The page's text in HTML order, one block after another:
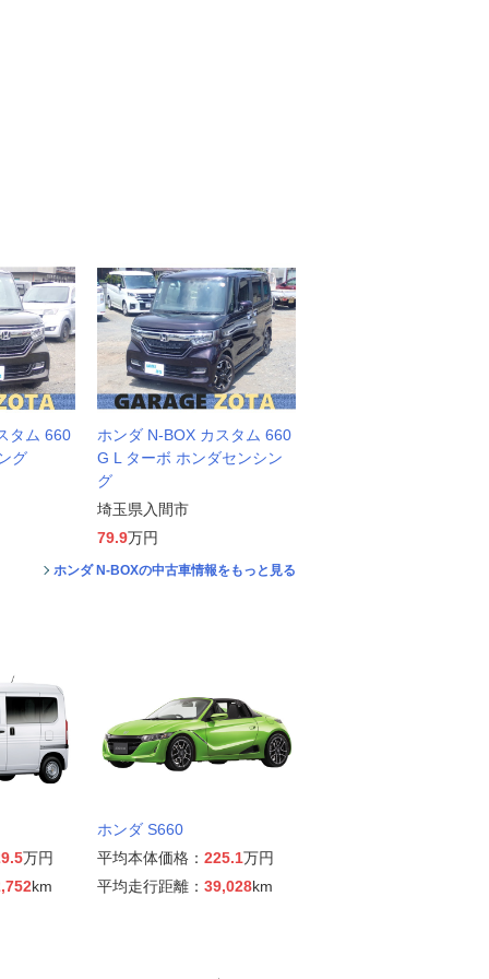
タム 660
グ
ホンダ N-BOX カスタム 660
G L ターボ ホンダセンシン
グ
埼玉県入間市
79.9万円
ホンダ N-BOXの中古車情報をもっと見る
万円
km
ホンダ S660
平均本体価格： 225.1万円
平均走行距離： 39,028km